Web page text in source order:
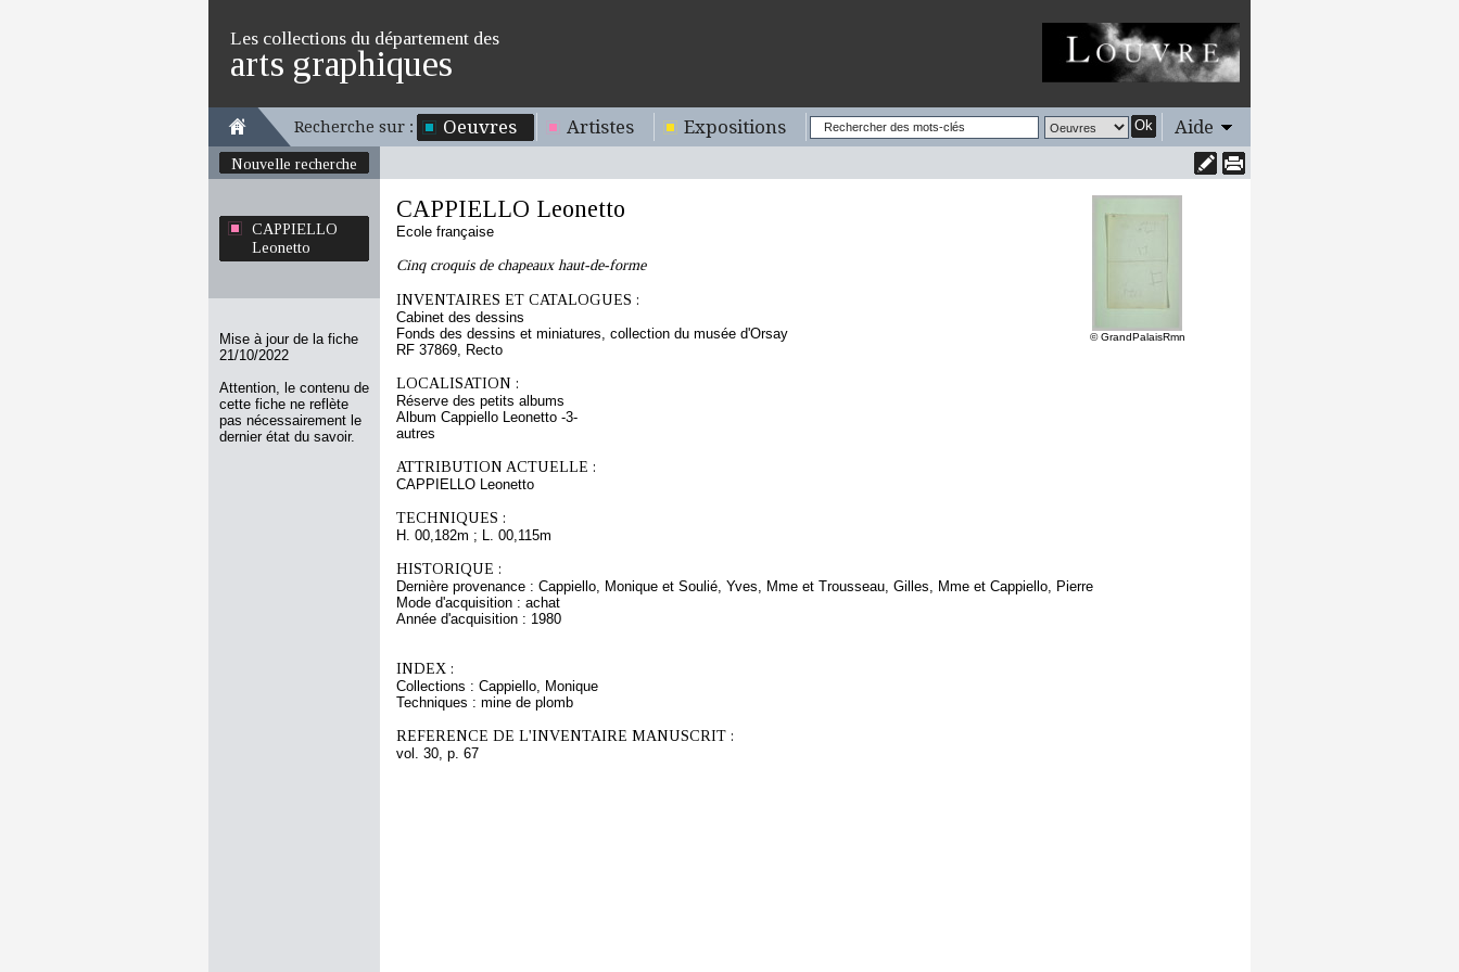
Les collections du département des
arts graphiques
Recherche sur : Oeuvres Artistes Expositions Ok Aide
Nouvelle recherche
CAPPIELLO
Leonetto
Mise à jour de la fiche
21/10/2022
Attention, le contenu de
cette fiche ne reflète
pas nécessairement le
dernier état du savoir.
© GrandPalaisRmn
CAPPIELLO Leonetto
Ecole française
Cinq croquis de chapeaux haut-de-forme
INVENTAIRES ET CATALOGUES :
Cabinet des dessins
Fonds des dessins et miniatures, collection du musée d'Orsay
RF 37869, Recto
LOCALISATION :
Réserve des petits albums
Album Cappiello Leonetto -3-
autres
ATTRIBUTION ACTUELLE :
CAPPIELLO Leonetto
TECHNIQUES :
H. 00,182m ; L. 00,115m
HISTORIQUE :
Dernière provenance : Cappiello, Monique et Soulié, Yves, Mme et Trousseau, Gilles, Mme et Cappiello, Pierre
Mode d'acquisition : achat
Année d'acquisition : 1980
INDEX :
Collections : Cappiello, Monique
Techniques : mine de plomb
REFERENCE DE L'INVENTAIRE MANUSCRIT :
vol. 30, p. 67